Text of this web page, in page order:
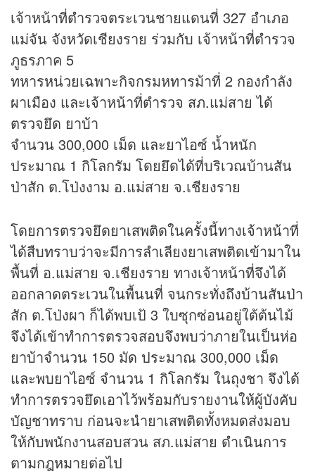
เจ้าหน้าที่ตำรวจตระเวนชายแดนที่ 327 อำเภอ
แม่จัน จังหวัดเชียงราย ร่วมกับ เจ้าหน้าที่ตำรวจ
ภูธรภาค 5
ทหารหน่วยเฉพาะกิจกรมหทารม้าที่ 2 กองกำลัง
ผาเมือง และเจ้าหน้าที่ตำรวจ สภ.แม่สาย ได้
ตรวจยึด ยาบ้า
จำนวน 300,000 เม็ด และยาไอซ์ น้ำหนัก
ประมาณ 1 กิโลกรัม โดยยึดได้ที่บริเวณบ้านสัน
ป่าสัก ต.โป่งงาม อ.แม่สาย จ.เชียงราย
โดยการตรวจยึดยาเสพติดในครั้งนี้ทางเจ้าหน้าที่
ได้สืบทราบว่าจะมีการลำเลียงยาเสพติดเข้ามาใน
พื้นที่ อ.แม่สาย จ.เชียงราย ทางเจ้าหน้าที่จึงได้
ออกลาดตระเวนในพื้นนที่ จนกระทั่งถึงบ้านสันป่า
สัก ต.โป่งผา ก็ได้พบเป้ 3 ใบซุกซ่อนอยู่ใต้ต้นไม้
จึงได้เข้าทำการตรวจสอบจึงพบว่าภายในเป็นห่อ
ยาบ้าจำนวน 150 มัด ประมาณ 300,000 เม็ด
และพบยาไอซ์ จำนวน 1 กิโลกรัม ในถุงชา จึงได้
ทำการตรวจยึดเอาไว้พร้อมกับรายงานให้ผู้บังคับ
บัญชาทราบ ก่อนจะนำยาเสพติดทั้งหมดส่งมอบ
ให้กับพนักงานสอบสวน สภ.แม่สาย ดำเนินการ
ตามกฎหมายต่อไป